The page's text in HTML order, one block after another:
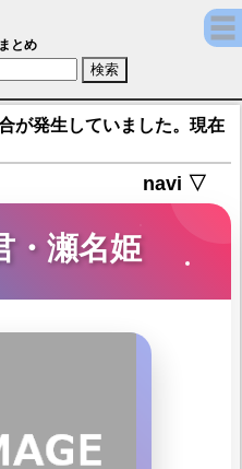
姫（声優：金元寿子)【
とめ
が発生していました。現在
navi ▽
・瀬名姫